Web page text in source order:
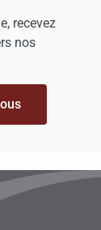
recevez
nos